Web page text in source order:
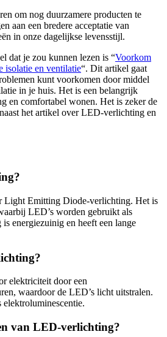
om nog duurzamere producten te
aan een bredere acceptatie van
in onze dagelijkse levensstijl.
dat je zou kunnen lezen is “Voorkom
isolatie en ventilatie“. Dit artikel gaat
kunt voorkomen door middel
in je huis. Het is een belangrijk
en comfortabel wonen. Het is zeker de
het artikel over LED-verlichting en
Light Emitting Diode-verlichting. Het is
LED’s worden gebruikt als
energiezuinig en heeft een lange
elektriciteit door een
waardoor de LED’s licht uitstralen.
elektroluminescentie.
van LED-verlichting?